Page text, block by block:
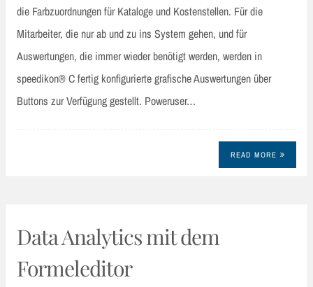
die Farbzuordnungen für Kataloge und Kostenstellen. Für die
Mitarbeiter, die nur ab und zu ins System gehen, und für
Auswertungen, die immer wieder benötigt werden, werden in
speedikon® C fertig konfigurierte grafische Auswertungen über
Buttons zur Verfügung gestellt. Poweruser…
READ MORE
Data Analytics mit dem
Formeleditor